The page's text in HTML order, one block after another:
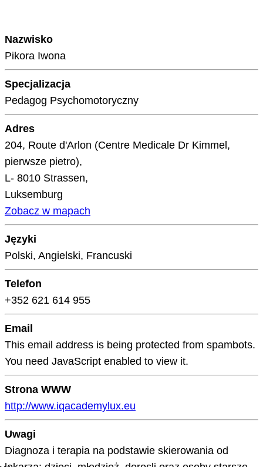
Nazwisko
Pikora Iwona
Specjalizacja
Pedagog Psychomotoryczny
Adres
204, Route d'Arlon (Centre Medicale Dr Kimmel,
pierwsze pietro),
L- 8010 Strassen,
Luksemburg
Zobacz w mapach
Języki
Polski, Angielski, Francuski
Telefon
+352 621 614 955
Email
This email address is being protected from spambots.
You need JavaScript enabled to view it.
Strona WWW
http://www.iqacademylux.eu
Uwagi
Diagnoza i terapia na podstawie skierowania od